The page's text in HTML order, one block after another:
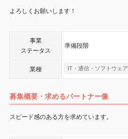
よろしくお願いします！
事業
ステータス
準備段階
業種 IT・通信・ソフトウェア
募集概要・求めるパートナー像
スピード感のある方を求めています。